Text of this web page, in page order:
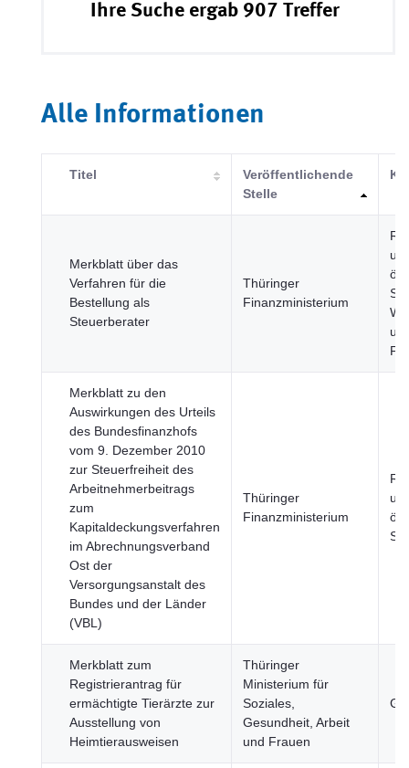
Ihre Suche ergab 907 Treffer
Alle Informationen
Titel
Veröffentlichende
Stelle
Merkblatt über das
Verfahren für die
Bestellung als
Steuerberater
Thüringer
Finanzministerium
Merkblatt zu den
Auswirkungen des Urteils
des Bundesfinanzhofs
vom 9. Dezember 2010
zur Steuerfreiheit des
Arbeitnehmerbeitrags
zum
Kapitaldeckungsverfahren
im Abrechnungsverband
Ost der
Versorgungsanstalt des
Bundes und der Länder
(VBL)
Thüringer
Finanzministerium
Merkblatt zum
Registrierantrag für
ermächtigte Tierärzte zur
Ausstellung von
Heimtierausweisen
Thüringer
Ministerium für
Soziales,
Gesundheit, Arbeit
und Frauen